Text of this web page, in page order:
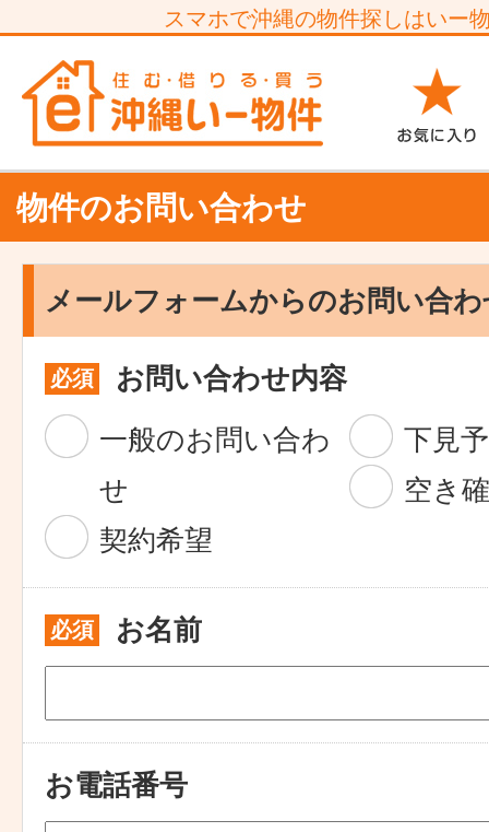
スマホで沖縄の物件探しはいー
物件のお問い合わせ
メールフォームからのお問い合
必須
お問い合わせ内容
一般のお問い合わ
せ
下見
空き
契約希望
必須 お名前
お電話番号